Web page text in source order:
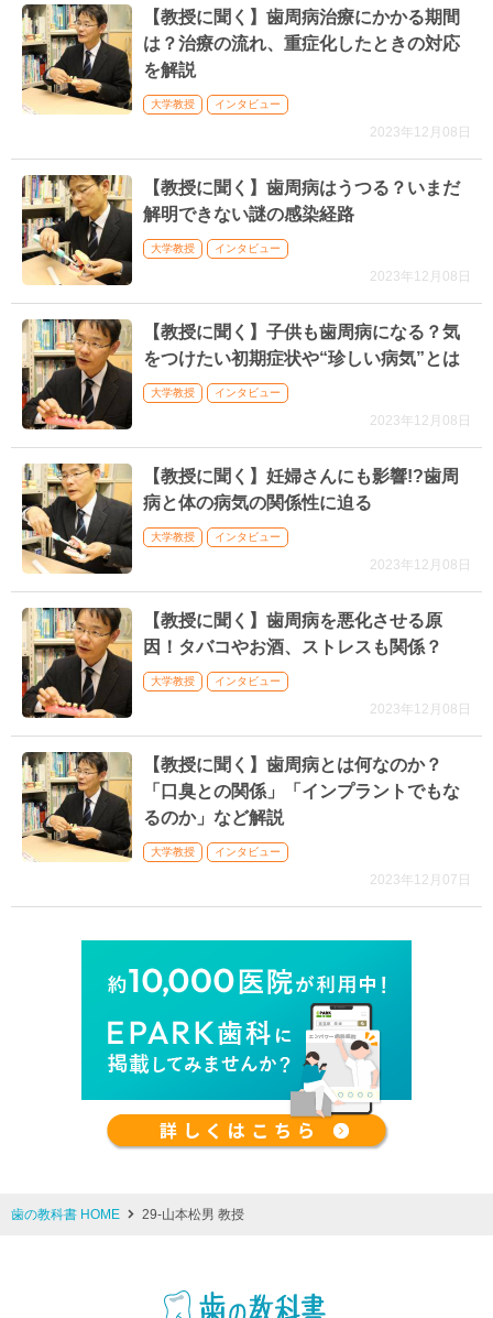
【教授に聞く】歯周病治療にかかる期間
は？治療の流れ、重症化したときの対応
を解説
大学教授 インタビュー
2023年12月08日
【教授に聞く】歯周病はうつる？いまだ
解明できない謎の感染経路
大学教授 インタビュー
2023年12月08日
【教授に聞く】子供も歯周病になる？気
をつけたい初期症状や“珍しい病気”とは
大学教授 インタビュー
2023年12月08日
【教授に聞く】妊婦さんにも影響!?歯周
病と体の病気の関係性に迫る
大学教授 インタビュー
2023年12月08日
【教授に聞く】歯周病を悪化させる原
因！タバコやお酒、ストレスも関係？
大学教授 インタビュー
2023年12月08日
【教授に聞く】歯周病とは何なのか？
「口臭との関係」「インプラントでもな
るのか」など解説
大学教授 インタビュー
2023年12月07日
歯の教科書 HOME 29-山本松男 教授